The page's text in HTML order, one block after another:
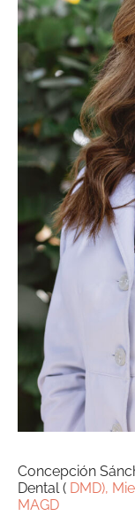
Concepción
Dental ( DMD),
MAGD